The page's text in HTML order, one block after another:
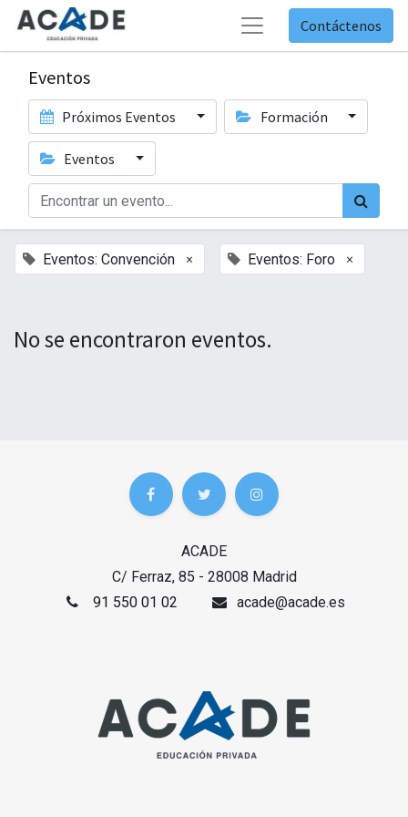
Contáctenos
Eventos
Próximos Eventos Formación
Eventos
Eventos: Convención × Eventos: Foro ×
No se encontraron eventos.
ACADE
C/ Ferraz, 85 - 28008 Madrid
91 550 01 02
acade@acade.es